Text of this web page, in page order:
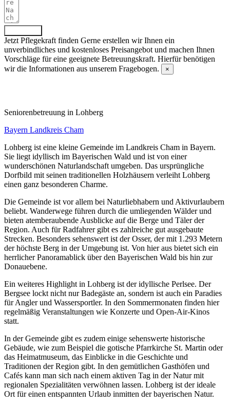
Jetzt Pflegekraft finden Gerne erstellen wir Ihnen ein
unverbindliches und kostenloses Preisangebot und machen Ihnen
Vorschläge für eine geeignete Betreuungskraft. Hierfür benötigen
wir die Informationen aus unserem Fragebogen.
×
Senioren­betreuung in Lohberg
Bayern Landkreis Cham
Lohberg ist eine kleine Gemeinde im Landkreis Cham in Bayern.
Sie liegt idyllisch im Bayerischen Wald und ist von einer
wunderschönen Naturlandschaft umgeben. Das ursprüngliche
Dorfbild mit seinen traditionellen Holzhäusern verleiht Lohberg
einen ganz besonderen Charme.
Die Gemeinde ist vor allem bei Naturliebhabern und Aktivurlaubern
beliebt. Wanderwege führen durch die umliegenden Wälder und
bieten atemberaubende Ausblicke auf die Berge und Täler der
Region. Auch für Radfahrer gibt es zahlreiche gut ausgebaute
Strecken. Besonders sehenswert ist der Osser, der mit 1.293 Metern
der höchste Berg in der Umgebung ist. Von hier aus bietet sich ein
herrlicher Panoramablick über den Bayerischen Wald bis hin zur
Donauebene.
Ein weiteres Highlight in Lohberg ist der idyllische Perlsee. Der
Bergsee lockt nicht nur Badegäste an, sondern ist auch ein Paradies
für Angler und Wassersportler. In den Sommermonaten finden hier
regelmäßig Veranstaltungen wie Konzerte und Open-Air-Kinos
statt.
In der Gemeinde gibt es zudem einige sehenswerte historische
Gebäude, wie zum Beispiel die gotische Pfarrkirche St. Martin oder
das Heimatmuseum, das Einblicke in die Geschichte und
Traditionen der Region gibt. In den gemütlichen Gasthöfen und
Cafés kann man sich nach einem aktiven Tag in der Natur mit
regionalen Spezialitäten verwöhnen lassen. Lohberg ist der ideale
Ort für einen entspannten Urlaub inmitten der bayerischen Natur.